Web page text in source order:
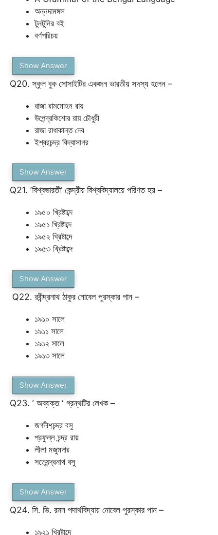
অন্নদামঙ্গল
টুনটুনির বই
বর্ণপরিচয়
Show Answer
Q20. স্কুল বুক সোসাইটির একজন ভারতীয় সদস্য হলেন –
রাজা রামমোহন রায়
উপেন্দ্রকিশোর রায় চৌধুরী
রাজা রাধাকান্ত দেব
ইশ্বরচন্দ্র বিদ্যাসাগর
Show Answer
Q21. ‘বিশ্বভারতী’ কেন্দ্রীয় বিশ্ববিদ্যালয়ে পরিণত হয় –
১৯৫০ খ্রিষ্টাব্দে
১৯৫১ খ্রিষ্টাব্দে
১৯৫২ খ্রিষ্টাব্দে
১৯৫৩ খ্রিষ্টাব্দে
Show Answer
Q22. রবীন্দ্রনাথ ঠাকুর নোবেল পুরস্কার পান –
১৯১০ সালে
১৯১১ সালে
১৯১২ সালে
১৯১৩ সালে
Show Answer
Q23. ‘ অব্যক্ত ‘ গ্রন্থটির লেখক –
জগদীশচন্দ্র বসু
প্রফুল্ল চন্দ্র রায়
লীলা মজুমদার
সত্যেন্দ্রনাথ বসু
Show Answer
Q24. সি. ভি. রমন পদার্থবিদ্যায় নোবেল পুরস্কার পান –
১৯২১ খ্রিষ্টাব্দে